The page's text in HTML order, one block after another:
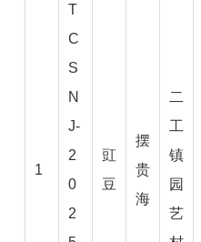
1
T
C
S
N
J-
2
0
2
豇
豆
摆
贵
海
二
工
镇
园
艺